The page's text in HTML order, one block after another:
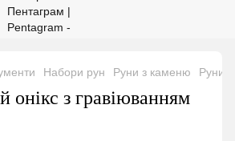
Набори рун Руни з каменю Руни
онікс з гравіюванням